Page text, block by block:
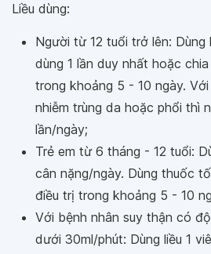
Liều dùng:
Người từ 12 tuổi trở lên: Dùng
dùng 1 lần duy nhất hoặc
trong khoảng 5 - 10 ngày.
nhiễm trùng da hoặc phổi thì
lần/ngày;
Trẻ em từ 6 tháng - 12 tuổi:
cân nặng/ngày. Dùng thuốc
điều trị trong khoảng 5 - 10
Với bệnh nhân suy thận có
dưới 30ml/phút: Dùng liều 1